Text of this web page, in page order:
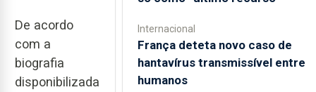
De acordo
com a
biografia
disponibilizada
Internacional
França deteta novo caso de
hantavírus transmissível entre
humanos